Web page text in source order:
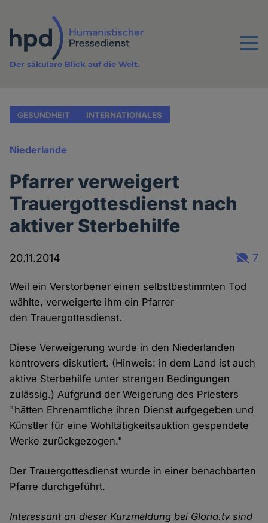
Inhalt
Menu
Der säkulare Blick auf die Welt.
GESUNDHEIT INTERNATIONALES
Niederlande
Pfarrer verweigert
Trauergottesdienst nach
aktiver Sterbehilfe
20.11.2014 7
Weil ein Verstorbener einen selbstbestimmten Tod
wählte, verweigerte ihm ein Pfarrer
den Trauergottesdienst.
Diese Verweigerung wurde in den Niederlanden
kontrovers diskutiert. (Hinweis: in dem Land ist auch
aktive Sterbehilfe unter strengen Bedingungen
zulässig.) Aufgrund der Weigerung des Priesters
"hätten Ehrenamtliche ihren Dienst aufgegeben und
Künstler für eine Wohltätigkeitsauktion gespendete
Werke zurückgezogen."
Der Trauergottesdienst wurde in einer benachbarten
Pfarre durchgeführt.
Interessant an dieser Kurzmeldung bei Gloria.tv sind